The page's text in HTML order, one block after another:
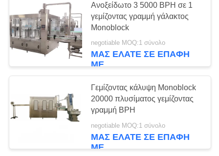
ΖΗΤΉΣΤΕ
ΈΝΑ
ΑΠΌΣΠΑΣΜΑ
SITEMAP
PRIVACY
POLICY
Ανοξείδωτο 3 5000 BPH σε 1
γεμίζοντας γραμμή γάλακτος
Monoblock
negotiable MOQ:1 σύνολο
ΜΑΣ ΕΛΆΤΕ ΣΕ ΕΠΑΦΉ
ΜΕ
Γεμίζοντας κάλυψη Monoblock
20000 πλυσίματος γεμίζοντας
γραμμή BPH
negotiable MOQ:1 σύνολο
ΜΑΣ ΕΛΆΤΕ ΣΕ ΕΠΑΦΉ
ΜΕ